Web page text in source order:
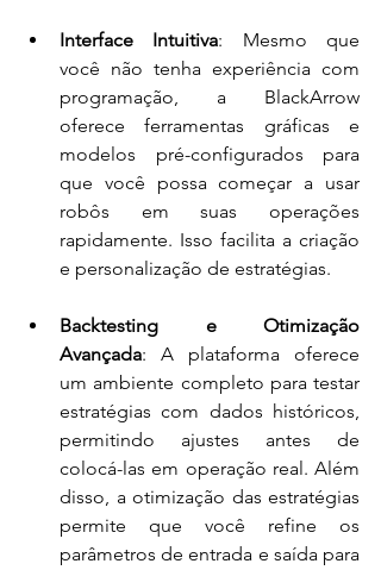
Interface Intuitiva: Mesmo que
você não tenha experiência com
programação, a BlackArrow
oferece ferramentas gráficas e
modelos pré-configurados para
que você possa começar a usar
robôs em suas operações
rapidamente. Isso facilita a criação
e personalização de estratégias.
Backtesting e Otimização
Avançada: A plataforma oferece
um ambiente completo para testar
estratégias com dados históricos,
permitindo ajustes antes de
colocá-las em operação real. Além
disso, a otimização das estratégias
permite que você refine os
parâmetros de entrada e saída para